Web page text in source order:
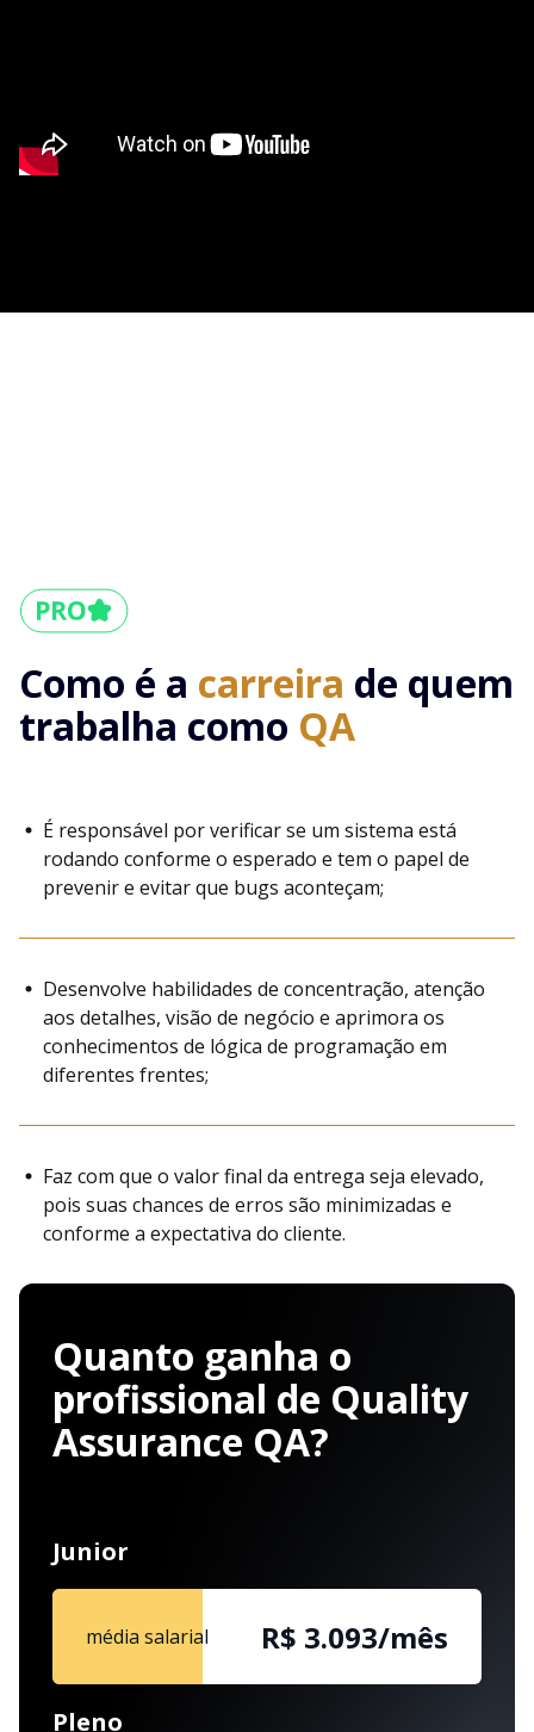
Como é a carreira de quem
trabalha como QA
É responsável por verificar se um sistema está
rodando conforme o esperado e tem o papel de
prevenir e evitar que bugs aconteçam;
Desenvolve habilidades de concentração, atenção
aos detalhes, visão de negócio e aprimora os
conhecimentos de lógica de programação em
diferentes frentes;
Faz com que o valor final da entrega seja elevado,
pois suas chances de erros são minimizadas e
conforme a expectativa do cliente.
Quanto ganha o
profissional de Quality
Assurance QA?
Junior
média salarial R$ 3.093/mês
Pleno